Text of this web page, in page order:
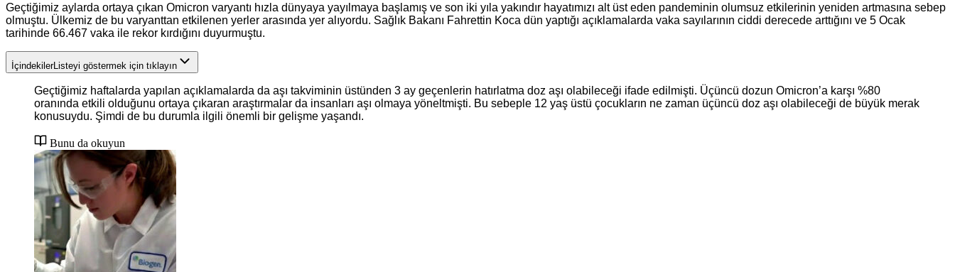
Geçtiğimiz aylarda ortaya çıkan Omicron varyantı hızla dünyaya yayılmaya başlamış ve son iki yıla yakındır hayatımızı alt üst eden pandeminin olumsuz etkilerinin yeniden artmasına sebep
olmuştu. Ülkemiz de bu varyanttan etkilenen yerler arasında yer alıyordu. Sağlık Bakanı Fahrettin Koca dün yaptığı açıklamalarda vaka sayılarının ciddi derecede arttığını ve 5 Ocak
tarihinde 66.467 vaka ile rekor kırdığını duyurmuştu.
İçindekilerListeyi göstermek için tıklayın
Geçtiğimiz haftalarda yapılan açıklamalarda da aşı takviminin üstünden 3 ay geçenlerin hatırlatma doz aşı olabileceği ifade edilmişti. Üçüncü dozun Omicron’a karşı %80
oranında etkili olduğunu ortaya çıkaran araştırmalar da insanları aşı olmaya yöneltmişti. Bu sebeple 12 yaş üstü çocukların ne zaman üçüncü doz aşı olabileceği de büyük merak
konusuydu. Şimdi de bu durumla ilgili önemli bir gelişme yaşandı.
Bunu da okuyun